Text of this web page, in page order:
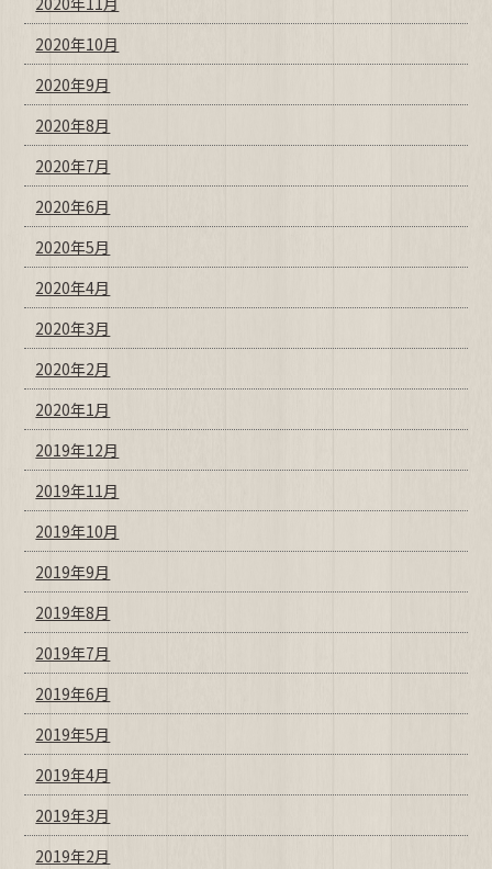
2020年10月
2020年9月
2020年8月
2020年7月
2020年6月
2020年5月
2020年4月
2020年3月
2020年2月
2020年1月
2019年12月
2019年11月
2019年10月
2019年9月
2019年8月
2019年7月
2019年6月
2019年5月
2019年4月
2019年3月
2019年2月